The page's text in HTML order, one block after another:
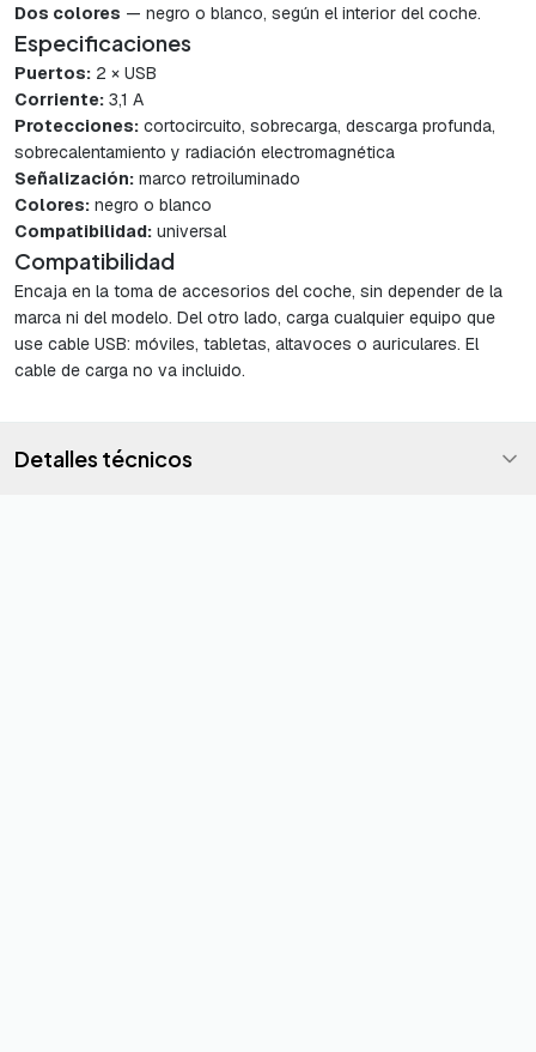
Dos colores — negro o blanco, según el interior del coche.
Especificaciones
Puertos: 2 × USB
Corriente: 3,1 A
Protecciones: cortocircuito, sobrecarga, descarga profunda,
sobrecalentamiento y radiación electromagnética
Señalización: marco retroiluminado
Colores: negro o blanco
Compatibilidad: universal
Compatibilidad
Encaja en la toma de accesorios del coche, sin depender de la
marca ni del modelo. Del otro lado, carga cualquier equipo que
use cable USB: móviles, tabletas, altavoces o auriculares. El
cable de carga no va incluido.
Detalles técnicos